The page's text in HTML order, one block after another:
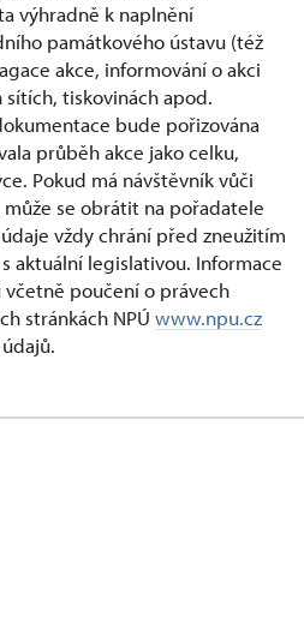
výhradně k naplnění
památkového ústavu (též
akce, informování o akci
tiskovinách apod.
bude pořizována
průběh akce jako celku,
Pokud má návštěvník vůči
se obrátit na pořadatele
vždy chrání před zneužitím
aktuální legislativou. Informace
poučení o právech
stránkách NPÚ www.npu.cz